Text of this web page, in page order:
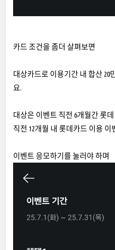
카드 조건을 좀더 살펴보면
대상카드로 이용기간 내 합산 20
요.
대상은 이벤트 직전 6개월간 롯
직전 12개월 내 롯데카드 이용
이벤트 응모하기를 눌러야 하며